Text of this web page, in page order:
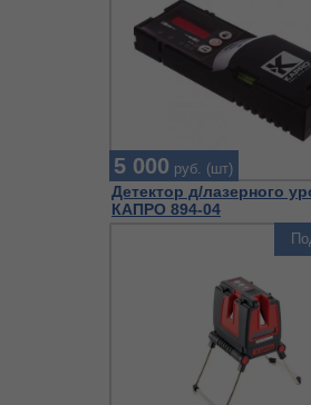
Детектор д/лазерного
КАПРО 894-04
5 000 руб. (шт)